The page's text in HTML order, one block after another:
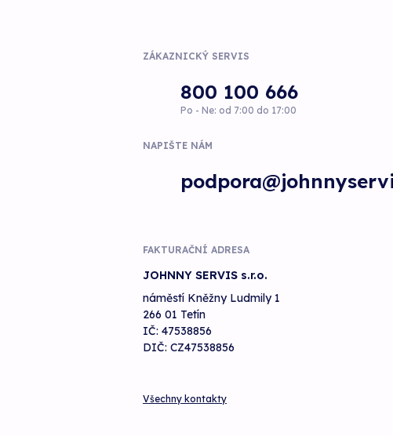
ZÁKAZNICKÝ SERVIS
800 100 666
Po - Ne: od 7:00 do 17:00
NAPIŠTE NÁM
FAKTURAČNÍ ADRESA
JOHNNY SERVIS s.r.o.
náměstí Kněžny Ludmily 1
266 01 Tetín
IČ: 47538856
DIČ: CZ47538856
Všechny kontakty